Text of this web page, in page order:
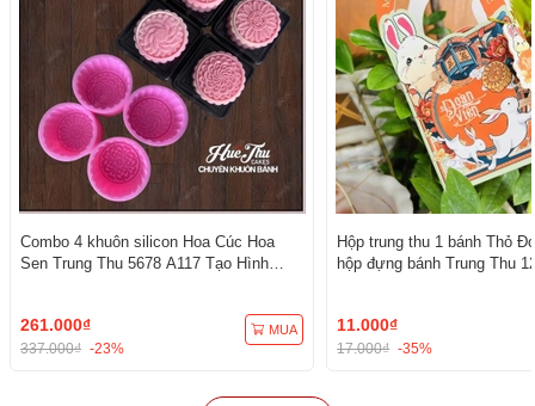
Combo 4 khuôn silicon Hoa Cúc Hoa
Sen Trung Thu 5678 A117 Tạo Hình
261.000₫
337.000₫ -23%
MUA
Hộp trung thu 1 bánh Thỏ
hộp đựng bánh Trung Thu
11.000₫
17.000₫ -35%